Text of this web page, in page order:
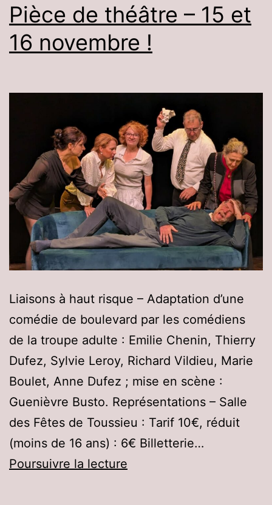
Pièce de théâtre – 15 et
16 novembre !
Liaisons à haut risque – Adaptation d’une
comédie de boulevard par les comédiens
de la troupe adulte : Emilie Chenin, Thierry
Dufez, Sylvie Leroy, Richard Vildieu, Marie
Boulet, Anne Dufez ; mise en scène :
Guenièvre Busto. Représentations – Salle
des Fêtes de Toussieu : Tarif 10€, réduit
(moins de 16 ans) : 6€ Billetterie…
Poursuivre la lecture